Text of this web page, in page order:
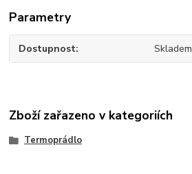
Parametry
Dostupnost Skladem
Zboží zařazeno v kategoriích
Termoprádlo